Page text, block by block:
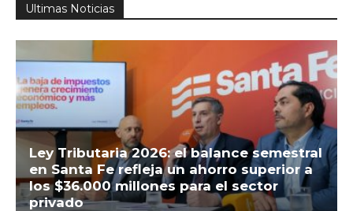
Ultimas Noticias
Ley Tributaria 2026: el balance semestral
en Santa Fe refleja un ahorro superior a
los $36.000 millones para el sector
privado